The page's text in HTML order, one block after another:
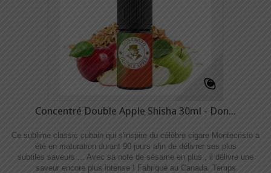
Concentré Double Apple Shisha 30ml - Don...
Ce sublime classic cubain qui s'inspire du célèbre cigare Montecristo a
été en maturation durant 90 jours afin de délivrer ses plus
subtiles saveurs ... Avec sa note de sésame en plus , il délivre une
saveur encore plus intense ! Fabriqué au Canada. Temps